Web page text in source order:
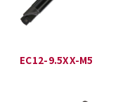
EC12-9.5XX-M5